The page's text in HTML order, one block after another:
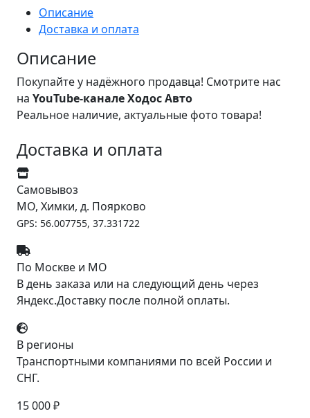
Описание
Доставка и оплата
Описание
Покупайте у надёжного продавца! Смотрите нас
на YouTube-канале Ходос Авто
Реальное наличие, актуальные фото товара!
Доставка и оплата
Самовывоз
МО, Химки, д. Поярково
GPS: 56.007755, 37.331722
По Москве и МО
В день заказа или на следующий день через
Яндекс.Доставку после полной оплаты.
В регионы
Транспортными компаниями по всей России и
СНГ.
15 000 ₽